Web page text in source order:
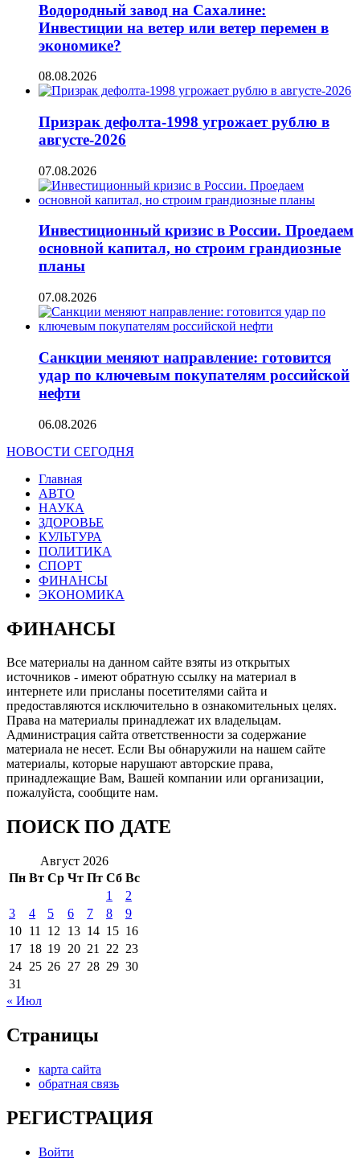
Водородный завод на Сахалине:
Инвестиции на ветер или ветер перемен в
экономике?
08.08.2026
Призрак дефолта-1998 угрожает рублю в
августе-2026
07.08.2026
Инвестиционный кризис в России. Проедаем
основной капитал, но строим грандиозные
планы
07.08.2026
Санкции меняют направление: готовится
удар по ключевым покупателям российской
нефти
06.08.2026
НОВОСТИ СЕГОДНЯ
Главная
АВТО
НАУКА
ЗДОРОВЬЕ
КУЛЬТУРА
ПОЛИТИКА
СПОРТ
ФИНАНСЫ
ЭКОНОМИКА
ФИНАНСЫ
Все материалы на данном сайте взяты из открытых
источников - имеют обратную ссылку на материал в
интернете или присланы посетителями сайта и
предоставляются исключительно в ознакомительных целях.
Права на материалы принадлежат их владельцам.
Администрация сайта ответственности за содержание
материала не несет. Если Вы обнаружили на нашем сайте
материалы, которые нарушают авторские права,
принадлежащие Вам, Вашей компании или организации,
пожалуйста, сообщите нам.
ПОИСК ПО ДАТЕ
Август 2026
Пн Вт Ср Чт Пт Сб Вс
1
2
3
4 5 6 7 8
9
10 11 12 13 14 15 16
17 18 19 20 21 22 23
24 25 26 27 28 29 30
31
« Июл
Страницы
карта сайта
обратная связь
РЕГИСТРАЦИЯ
Войти